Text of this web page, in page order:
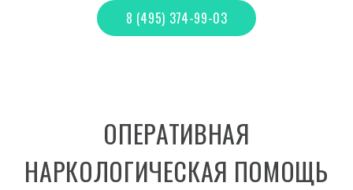
8 (495) 374-99-03
ОПЕРАТИВНАЯ
НАРКОЛОГИЧЕСКАЯ ПОМОЩЬ